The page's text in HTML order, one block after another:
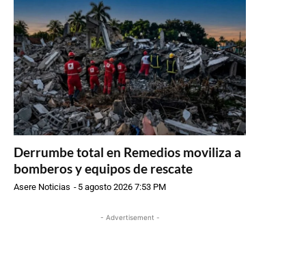
Derrumbe total en Remedios moviliza a
bomberos y equipos de rescate
Asere Noticias - 5 agosto 2026 7:53 PM
- Advertisement -